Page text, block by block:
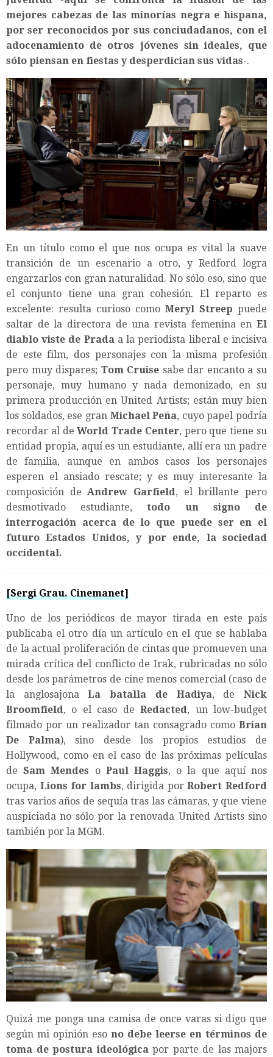
mejores cabezas de las minorías negra e hispana,
por ser reconocidos por sus conciudadanos, con el
adocenamiento de otros jóvenes sin ideales, que
sólo piensan en fiestas y desperdician sus vidas-.
En un título como el que nos ocupa es vital la suave
transición de un escenario a otro, y Redford logra
engarzarlos con gran naturalidad. No sólo eso, sino que
el conjunto tiene una gran cohesión. El reparto es
excelente: resulta curioso como Meryl Streep puede
saltar de la directora de una revista femenina en El
diablo viste de Pradaa la periodista liberal e incisiva
de este film, dos personajes con la misma profesión
pero muy dispares; Tom Cruise sabe dar encanto a su
personaje, muy humano y nada demonizado, en su
primera producción en United Artists; están muy bien
los soldados, ese gran Michael Peña, cuyo papel podría
recordar al deWorld Trade Center, pero que tiene su
entidad propia, aquí es un estudiante, allí era un padre
de familia, aunque en ambos casos los personajes
esperen el ansiado rescate; y es muy interesante la
composición deAndrew Garfield, el brillante pero
desmotivado estudiante,todo un signo de
interrogación acerca de lo que puede ser en el
futuro Estados Unidos, y por ende, la sociedad
occidental.
[Sergi Grau. Cinemanet]
Uno de los periódicos de mayor tirada en este país
publicaba el otro día un artículo en el que se hablaba
de la actual proliferación de cintas que promueven una
mirada crítica del conflicto de Irak, rubricadas no sólo
desde los parámetros de cine menos comercial (caso de
la anglosajonaLa batalla de Hadiya, deNick
Broomfield, o el caso deRedacted, un low-budget
filmado por un realizador tan consagrado como Brian
De Palma), sino desde los propios estudios de
Hollywood, como en el caso de las próximas películas
deSam Mendes o Paul Haggis, o la que aquí nos
ocupa, Lions for lambs, dirigida porRobert Redford
tras varios años de sequía tras las cámaras, y que viene
auspiciada no sólo por la renovada United Artists sino
también por la MGM.
Quizá me ponga una camisa de once varas si digo que
según mi opinión eso no debe leerse en términos de
toma de postura ideológica por parte de las majors